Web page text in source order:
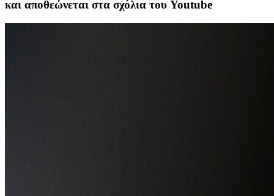
και αποθεώνεται στα σχόλια του Youtube